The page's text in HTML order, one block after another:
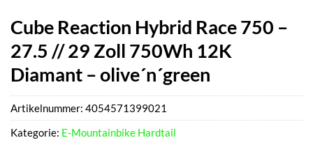
Cube Reaction Hybrid Race 750 –
27.5 // 29 Zoll 750Wh 12K
Diamant – olive´n´green
Artikelnummer: 4054571399021
Kategorie: E-Mountainbike Hardtail